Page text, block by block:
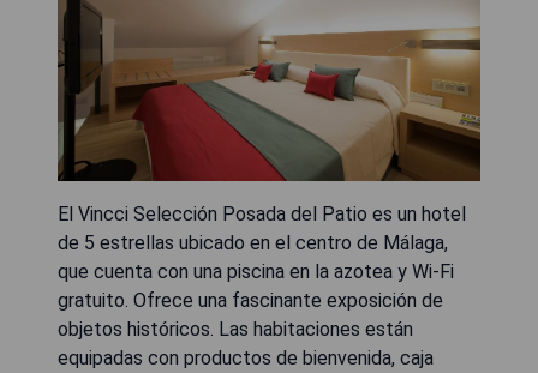
El Vincci Selección Posada del Patio es un hotel
de 5 estrellas ubicado en el centro de Málaga,
que cuenta con una piscina en la azotea y Wi-Fi
gratuito. Ofrece una fascinante exposición de
objetos históricos. Las habitaciones están
equipadas con productos de bienvenida, caja